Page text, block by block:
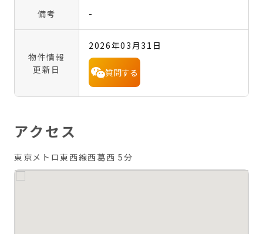
備考 -
物件情報
更新日
2026年03月31日
質問する
アクセス
東京メトロ東西線西葛西 5分